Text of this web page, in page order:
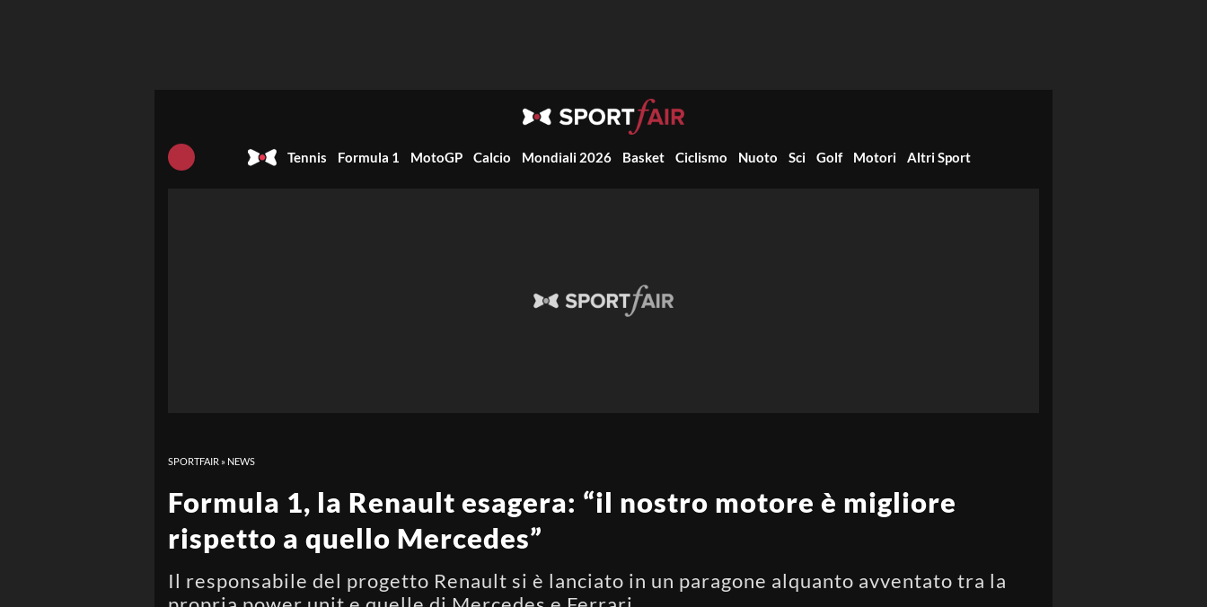
Tennis Formula 1 MotoGP Calcio Mondiali 2026 Basket Ciclismo Nuoto Sci Golf Motori Altri Sport
SPORTFAIR » NEWS
Formula 1, la Renault esagera: “il nostro motore è migliore
rispetto a quello Mercedes”
Il responsabile del progetto Renault si è lanciato in un paragone alquanto avventato tra la